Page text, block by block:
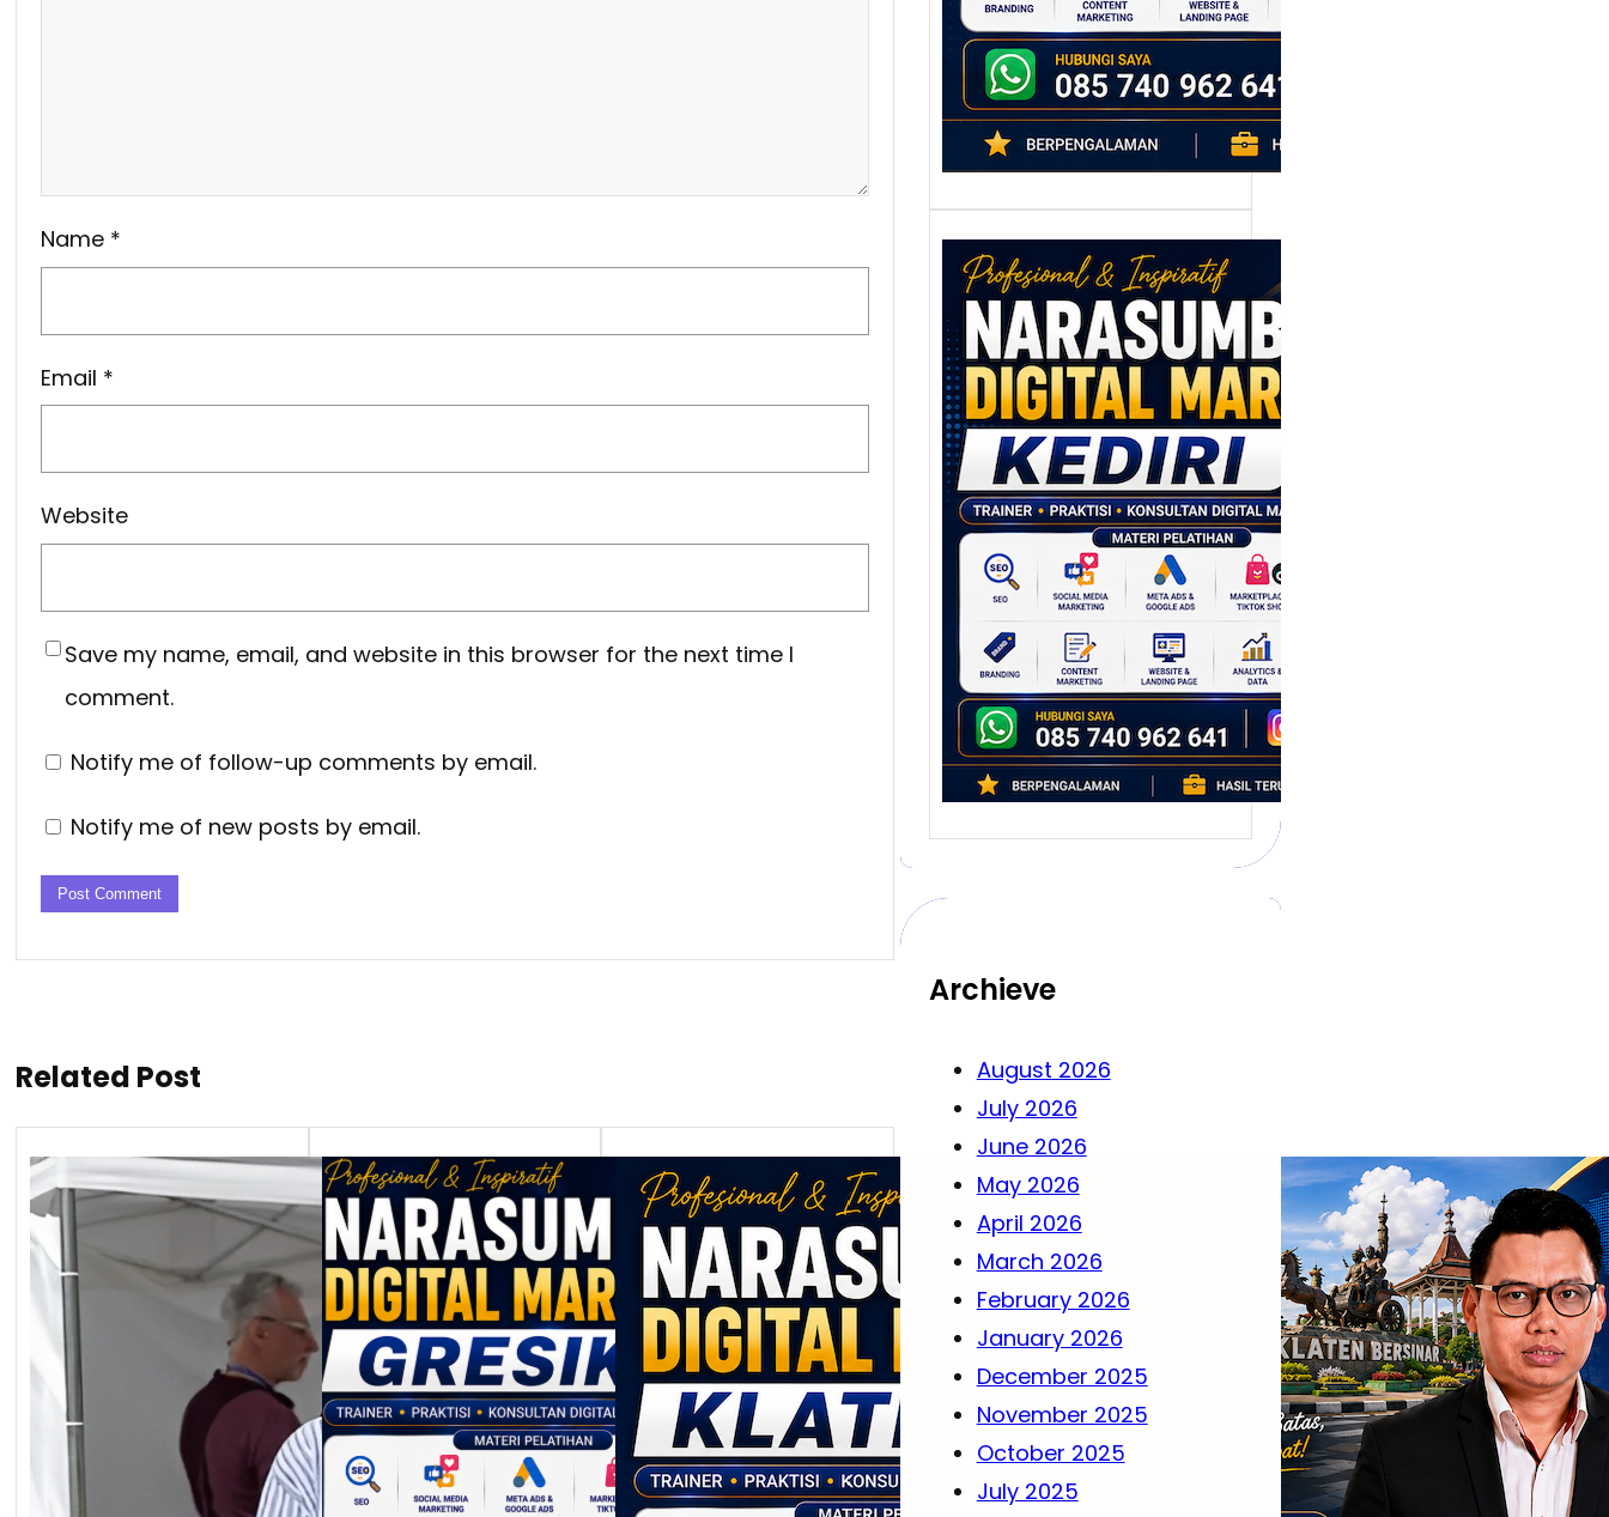
Name *
Email *
Website
Save my name, email, and website in this browser for the next time I
comment.
Notify me of follow-up comments by email.
Notify me of new posts by email.
Related Post
Narasumber
Digital Marketing
Kediri: Membangun
Strategi
Pemasaran
Berbasis Data
untuk Bisnis yang
Bertumbuh
Digital marketing telah
mengubah cara bisnis
berkembang. Dulu,
promosi banyak…
Archieve
August 2026
July 2026
June 2026
May 2026
April 2026
March 2026
February 2026
January 2026
December 2025
November 2025
October 2025
July 2025